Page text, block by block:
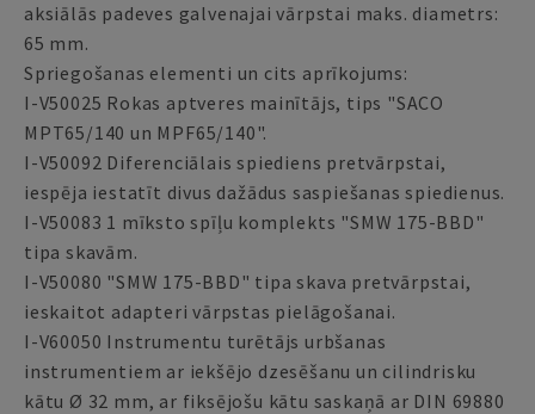
aksiālās padeves galvenajai vārpstai maks. diametrs:
65 mm.
Spriegošanas elementi un cits aprīkojums:
I-V50025 Rokas aptveres mainītājs, tips "SACO
MPT65/140 un MPF65/140".
I-V50092 Diferenciālais spiediens pretvārpstai,
iespēja iestatīt divus dažādus saspiešanas spiedienus.
I-V50083 1 mīksto spīļu komplekts "SMW 175-BBD"
tipa skavām.
I-V50080 "SMW 175-BBD" tipa skava pretvārpstai,
ieskaitot adapteri vārpstas pielāgošanai.
I-V60050 Instrumentu turētājs urbšanas
instrumentiem ar iekšējo dzesēšanu un cilindrisku
kātu Ø 32 mm, ar fiksējošu kātu saskaņā ar DIN 69880